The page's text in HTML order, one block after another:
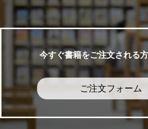
今すぐ書籍をご注文される
ご注文フォーム